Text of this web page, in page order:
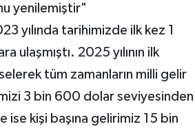
yenilemiştir"
yılında tarihimizde ilk kez 1
2025 yılının ilk
tüm zamanların milli gelir
3 bin 600 dolar seviyesinden
kişi başına gelirimiz 15 bin